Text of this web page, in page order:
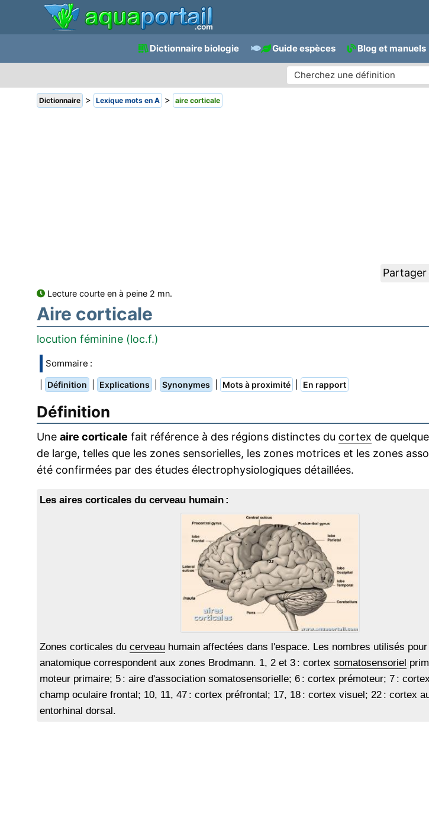
Dictionnaire biologie Guide espèces Blog et manuels
Dictionnaire > Lexique mots en A > aire corticale
Lecture courte en à peine 2 mn.
Aire corticale
locution féminine (loc.f.)
Sommaire :
Définition Explications Synonymes Mots à proximité En rapport
Définition
Une aire corticale fait référence à des régions distinctes du cortex de
de large, telles que les zones sensorielles, les zones motrices et les zones
été confirmées par des études électrophysiologiques détaillées.
Les aires corticales du cerveau humain :
Zones corticales du cerveau humain affectées dans l'espace. Les nombres utilisés
anatomique correspondent aux zones Brodmann. 1, 2 et 3 : cortex somatosensoriel
moteur primaire; 5 : aire d'association somatosensorielle; 6 : cortex prémoteur; 7 : cortex
champ oculaire frontal; 10, 11, 47 : cortex préfrontal; 17, 18 : cortex visuel; 22 : cortex
entorhinal dorsal.